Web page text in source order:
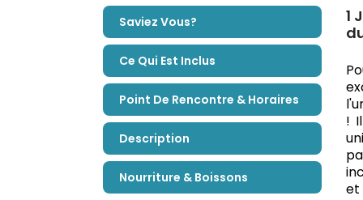
Saviez Vous?
Ce Qui Est Inclus
Point De Rencontre & Horaires
Description
Nourriture & Boissons
1
!
et